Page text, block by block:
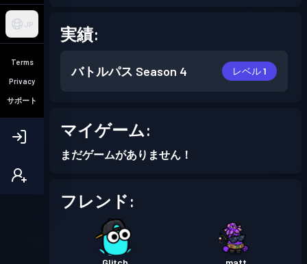
JP
Terms
Privacy
サポート
実績:
バトルパス Season 4 レベル 1
マイゲーム:
まだゲームがありません！
フレンド: